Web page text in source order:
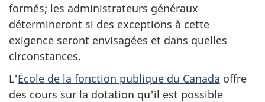
formés; les administrateurs généraux
détermineront si des exceptions à cette
exigence seront envisagées et dans quelles
circonstances.
L'École de la fonction publique du Canada offre
des cours sur la dotation qu'il est possible